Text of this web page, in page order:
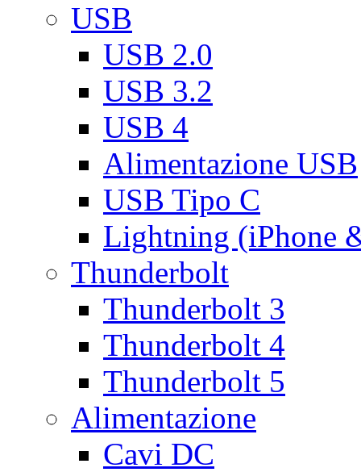
USB
USB 2.0
USB 3.2
USB 4
Alimentazione USB
USB Tipo C
Lightning (iPhone
Thunderbolt
Thunderbolt 3
Thunderbolt 4
Thunderbolt 5
Alimentazione
Cavi DC